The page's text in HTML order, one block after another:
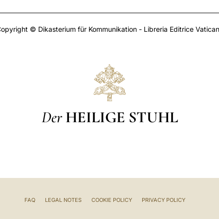
© Dikasterium für Kommunikation - Libreria Editrice
Der HEILIGE STUHL
FAQ LEGAL NOTES COOKIE POLICY PRIVACY POLICY